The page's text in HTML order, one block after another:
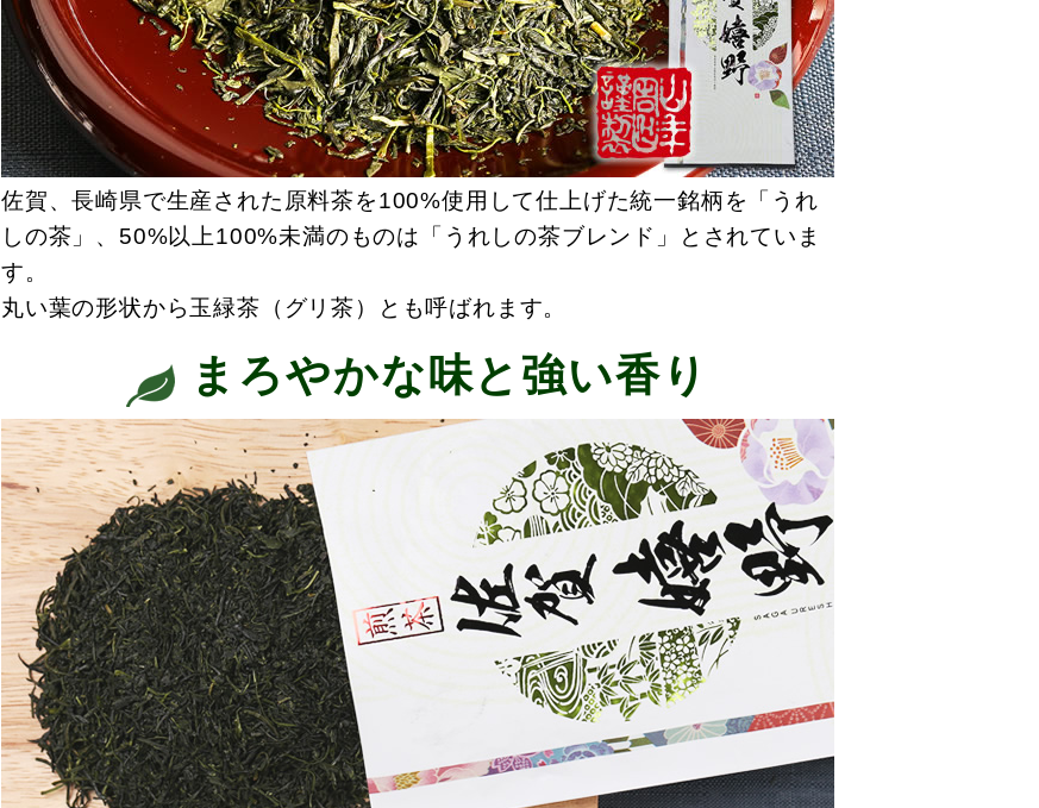
佐賀、長崎県で生産された原料茶を100%使用して仕上げた統一銘柄を「うれ
しの茶」、50%以上100%未満のものは「うれしの茶ブレンド」とされていま
す。
丸い葉の形状から玉緑茶（グリ茶）とも呼ばれます。
まろやかな味と強い香り